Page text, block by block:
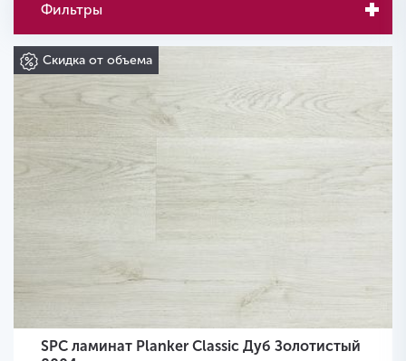
Фильтры
Скидка от объема
SPC ламинат Planker Classic Дуб Золотистый